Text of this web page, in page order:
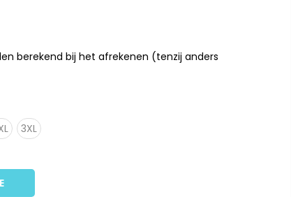
berekend bij het afrekenen (tenzij anders
3XL